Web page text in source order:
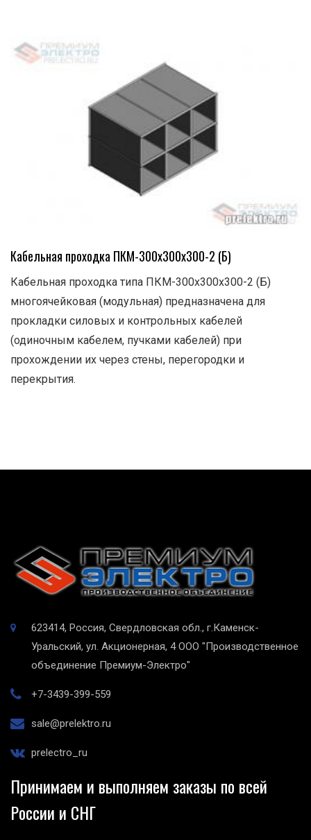
Кабельная проходка ПКМ-300х300х300-2 (Б)
Кабельная проходка типа ПКМ-300х300х300-2 (Б)
многоячейковая (модульная) предназначена для
прокладки силовых и контрольных кабелей
(одиночным кабелем, пучками кабелей) при
прохождении их через стены, перегородки и
перекрытия.
623414, Россия, Свердловская обл., г.Каменск-
Уральский, ул. Акционерная, 4 ООО "Производственное
объединение Премиум-Электро"
+7-3439-399-559
sale@prelektro.ru
prelectro_ru
Принимаем и выполняем заказы по всей
России и СНГ